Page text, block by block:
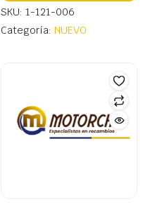
SKU: 1-121-006
Categoría: NUEVO